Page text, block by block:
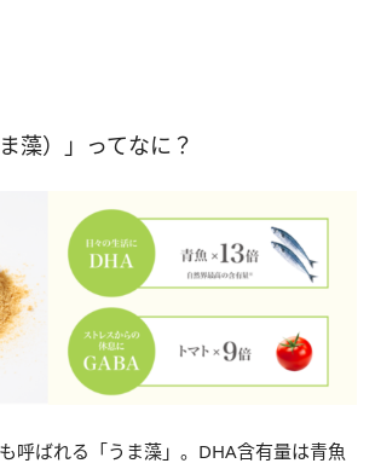
藻）」ってなに？
呼ばれる「うま藻」。DHA含有量は青魚